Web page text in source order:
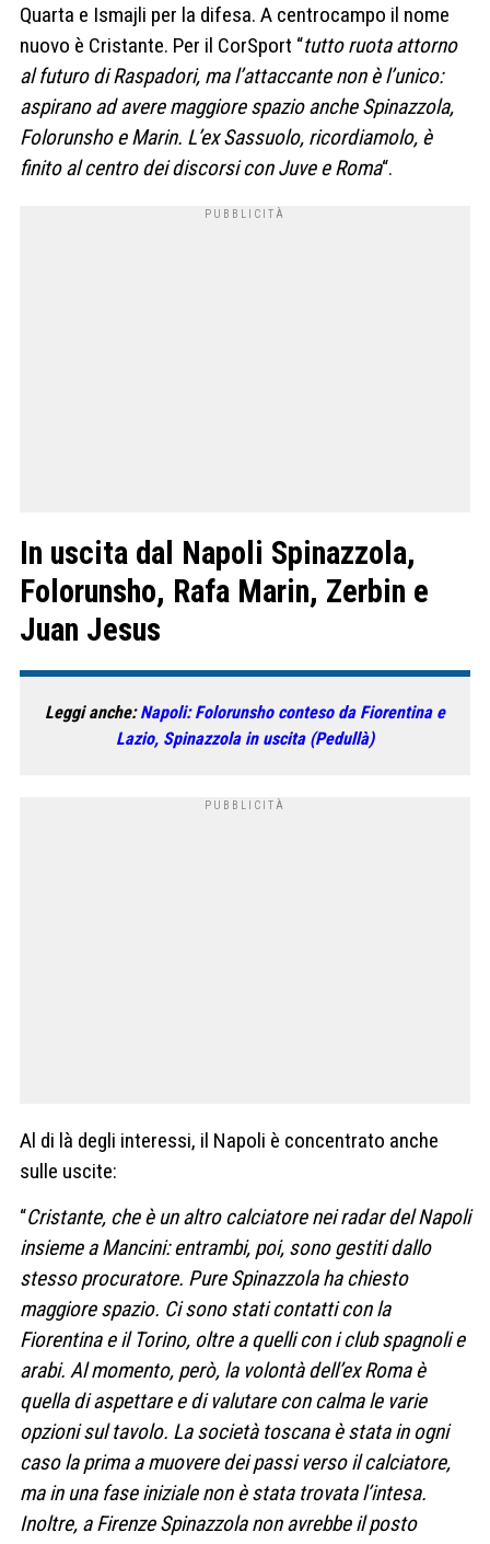
Quarta e Ismajli per la difesa. A centrocampo il nome
nuovo è Cristante. Per il CorSport “tutto ruota attorno
al futuro di Raspadori, ma l’attaccante non è l’unico:
aspirano ad avere maggiore spazio anche Spinazzola,
Folorunsho e Marin. L’ex Sassuolo, ricordiamolo, è
finito al centro dei discorsi con Juve e Roma“.
In uscita dal Napoli Spinazzola,
Folorunsho, Rafa Marin, Zerbin e
Juan Jesus
Leggi anche:Napoli: Folorunsho conteso da Fiorentina e
Lazio, Spinazzola in uscita (Pedullà)
Al di là degli interessi, il Napoli è concentrato anche
sulle uscite:
“Cristante, che è un altro calciatore nei radar del Napoli
insieme a Mancini: entrambi, poi, sono gestiti dallo
stesso procuratore. Pure Spinazzola ha chiesto
maggiore spazio. Ci sono stati contatti con la
Fiorentina e il Torino, oltre a quelli con i club spagnoli e
arabi. Al momento, però, la volontà dell’ex Roma è
quella di aspettare e di valutare con calma le varie
opzioni sul tavolo. La società toscana è stata in ogni
caso la prima a muovere dei passi verso il calciatore,
ma in una fase iniziale non è stata trovata l’intesa.
Inoltre, a Firenze Spinazzola non avrebbe il posto